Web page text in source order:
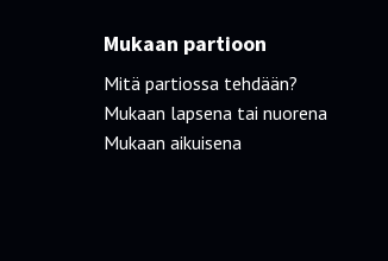
Mukaan partioon
Mitä partiossa tehdään?
Mukaan lapsena tai nuorena
Mukaan aikuisena